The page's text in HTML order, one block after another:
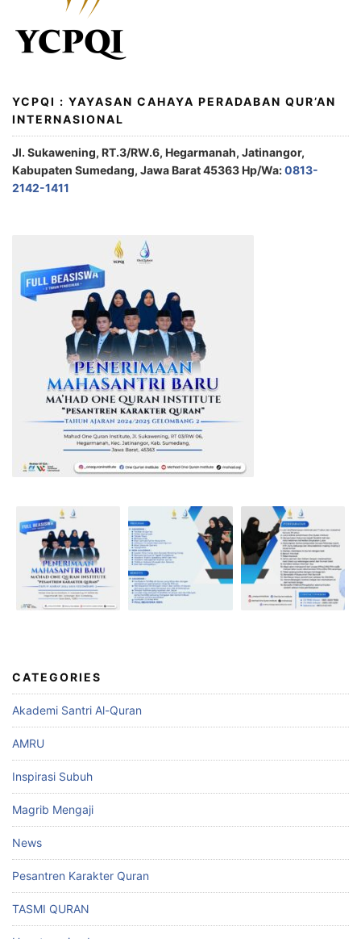
YCPQI : YAYASAN CAHAYA PERADABAN QUR’AN
INTERNASIONAL
Jl. Sukawening, RT.3/RW.6, Hegarmanah, Jatinangor,
Kabupaten Sumedang, Jawa Barat 45363 Hp/Wa:0813-
2142-1411
CATEGORIES
Akademi Santri Al-Quran
AMRU
Inspirasi Subuh
Magrib Mengaji
News
Pesantren Karakter Quran
TASMI QURAN